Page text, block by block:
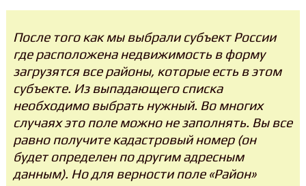
После того как мы выбрали субъект России
где расположена недвижимость в форму
загрузятся все районы, которые есть в этом
субъекте. Из выпадающего списка
необходимо выбрать нужный. Во многих
случаях это поле можно не заполнять. Вы все
равно получите кадастровый номер (он
будет определен по другим адресным
данным). Но для верности поле «Район»